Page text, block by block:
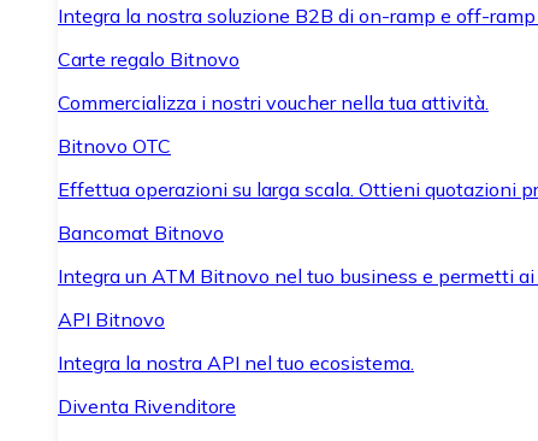
Integra la nostra soluzione B2B di on-ramp e off-
Carte regalo Bitnovo
Commercializza i nostri voucher nella tua attività.
Bitnovo OTC
Effettua operazioni su larga scala. Ottieni quotazioni
Bancomat Bitnovo
Integra un ATM Bitnovo nel tuo business e permetti
API Bitnovo
Integra la nostra API nel tuo ecosistema.
Diventa Rivenditore